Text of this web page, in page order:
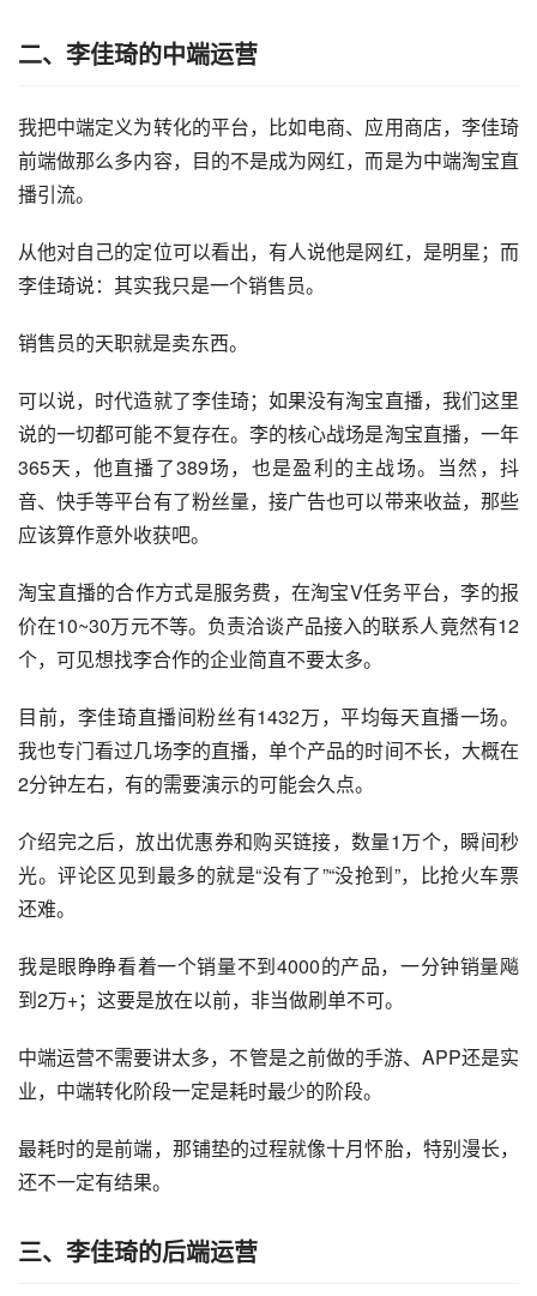
二、李佳琦的中端运营
我把中端定义为转化的平台，比如电商、应用商店，李佳琦
前端做那么多内容，目的不是成为网红，而是为中端淘宝直
播引流。
从他对自己的定位可以看出，有人说他是网红，是明星；而
李佳琦说：其实我只是一个销售员。
销售员的天职就是卖东西。
可以说，时代造就了李佳琦；如果没有淘宝直播，我们这里
说的一切都可能不复存在。李的核心战场是淘宝直播，一年
365天，他直播了389场，也是盈利的主战场。当然，抖
音、快手等平台有了粉丝量，接广告也可以带来收益，那些
应该算作意外收获吧。
淘宝直播的合作方式是服务费，在淘宝V任务平台，李的报
价在10~30万元不等。负责洽谈产品接入的联系人竟然有12
个，可见想找李合作的企业简直不要太多。
目前，李佳琦直播间粉丝有1432万，平均每天直播一场。
我也专门看过几场李的直播，单个产品的时间不长，大概在
2分钟左右，有的需要演示的可能会久点。
介绍完之后，放出优惠券和购买链接，数量1万个，瞬间秒
光。评论区见到最多的就是“没有了”“没抢到”，比抢火车票
还难。
我是眼睁睁看着一个销量不到4000的产品，一分钟销量飚
到2万+；这要是放在以前，非当做刷单不可。
中端运营不需要讲太多，不管是之前做的手游、APP还是实
业，中端转化阶段一定是耗时最少的阶段。
最耗时的是前端，那铺垫的过程就像十月怀胎，特别漫长，
还不一定有结果。
三、李佳琦的后端运营